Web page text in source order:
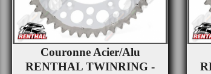
Couronne Acier/Alu
RENTHAL TWINRING -
Aperçu rapide